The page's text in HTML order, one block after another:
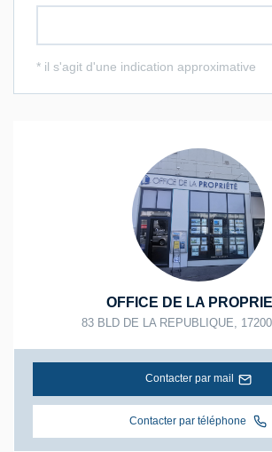
OFFICE DE LA
83 BLD DE LA REPUBLIQUE, 17200
Contacter par mail
Contacter par téléphone